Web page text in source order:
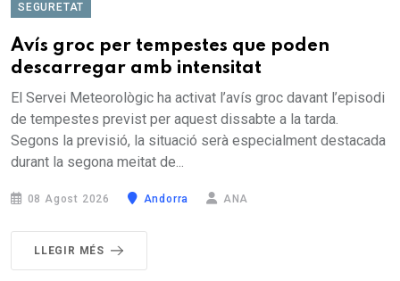
SEGURETAT
Avís groc per tempestes que poden
descarregar amb intensitat
El Servei Meteorològic ha activat l’avís groc davant l’episodi
de tempestes previst per aquest dissabte a la tarda.
Segons la previsió, la situació serà especialment destacada
durant la segona meitat de...
08 Agost 2026 Andorra ANA
LLEGIR MÉS